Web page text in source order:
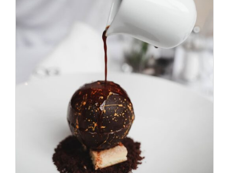
ADD TO CART DÉTAILS